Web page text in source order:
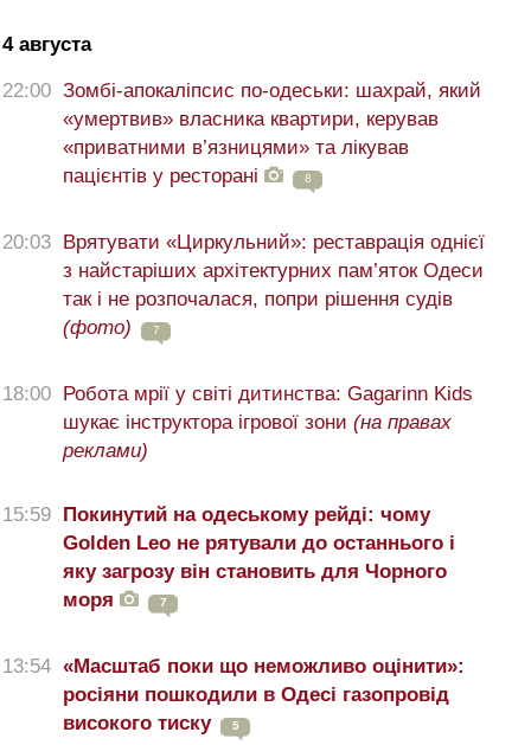
4 августа
22:00 Зомбі-апокаліпсис по-одеськи: шахрай, який
«умертвив» власника квартири, керував
«приватними в’язницями» та лікував
пацієнтів у ресторані
8
20:03 Врятувати «Циркульний»: реставрація однієї
з найстаріших архітектурних пам’яток Одеси
так і не розпочалася, попри рішення судів
(фото)
7
18:00 Робота мрії у світі дитинства: Gagarinn Kids
шукає інструктора ігрової зони (на правах
реклами)
15:59 Покинутий на одеському рейді: чому
Golden Leo не рятували до останнього і
яку загрозу він становить для Чорного
моря
7
13:54 «Масштаб поки що неможливо оцінити»:
росіяни пошкодили в Одесі газопровід
високого тиску
5